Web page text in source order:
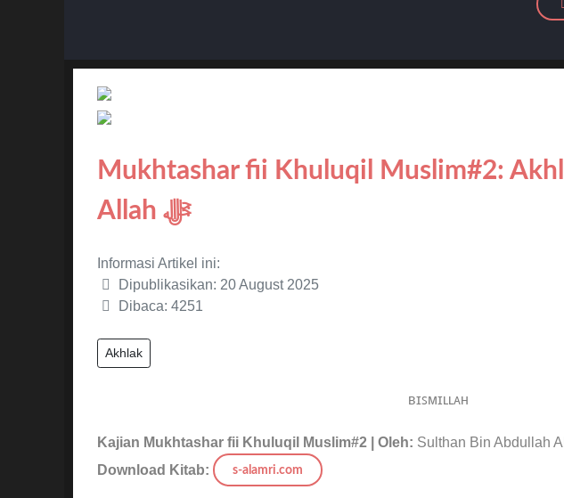
Mukhtashar fii Khuluqil Muslim#2:
Allah ﷻ
Informasi Artikel ini:
Dipublikasikan: 20 August 2025
Dibaca: 4251
Akhlak
ʙɪꜱᴍɪʟʟᴀʜ
Kajian Mukhtashar fii Khuluqil Muslim#2 | Oleh: Sulthan Bin Abdullah
Download Kitab:
s-alamri.com